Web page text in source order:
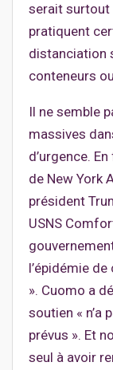
serait surtout
pratiquent
distanciation
conteneurs
Il ne semble
massives
d’urgence.
de New York
président
USNS
l’épidémie
». Cuomo a
soutien « n’a
prévus ». Et
seul à avoir